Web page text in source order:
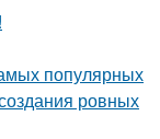
популярных
ровных